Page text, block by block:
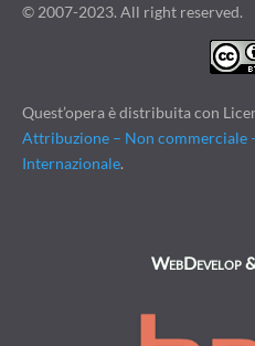
© 2007-2023. All right reserved.
Quest’opera è distribuita con
Attribuzione – Non commerciale
Internazionale.
WebDevelop